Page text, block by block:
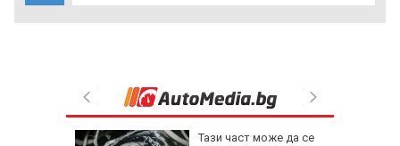
Тази част може да се